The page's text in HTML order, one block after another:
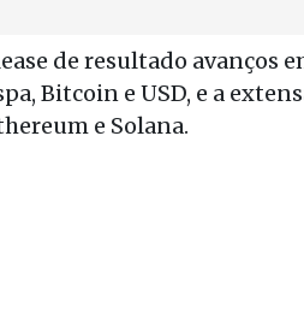
de resultado avanços
Bitcoin e USD, e a
e Solana.